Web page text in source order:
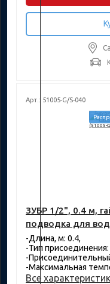
Арт.: 51005-G/S-040
ЗУБР 1/2", 0.4 м,
подводка для
-Длина, м: 0.4,
-Тип присоединения:
-
-Максимальная
Все